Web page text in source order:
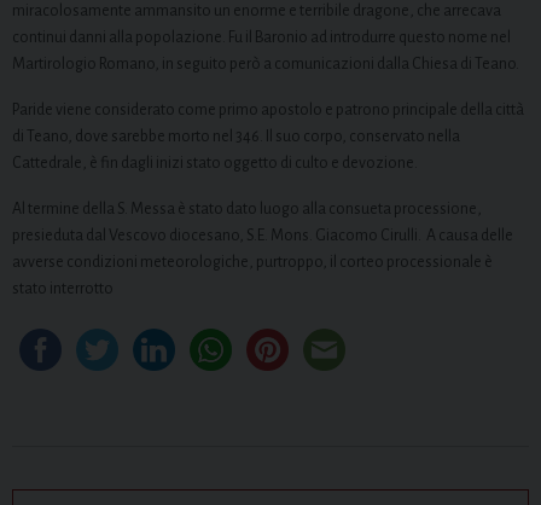
miracolosamente ammansito un enorme e terribile dragone, che arrecava
continui danni alla popolazione. Fu il Baronio ad introdurre questo nome nel
Martirologio Romano, in seguito però a comunicazioni dalla Chiesa di Teano.
Paride viene considerato come primo apostolo e patrono principale della città
di Teano, dove sarebbe morto nel 346. Il suo corpo, conservato nella
Cattedrale, è fin dagli inizi stato oggetto di culto e devozione.
Al termine della S. Messa è stato dato luogo alla consueta processione,
presieduta dal Vescovo diocesano, S.E. Mons. Giacomo Cirulli. A causa delle
avverse condizioni meteorologiche, purtroppo, il corteo processionale è
stato interrotto